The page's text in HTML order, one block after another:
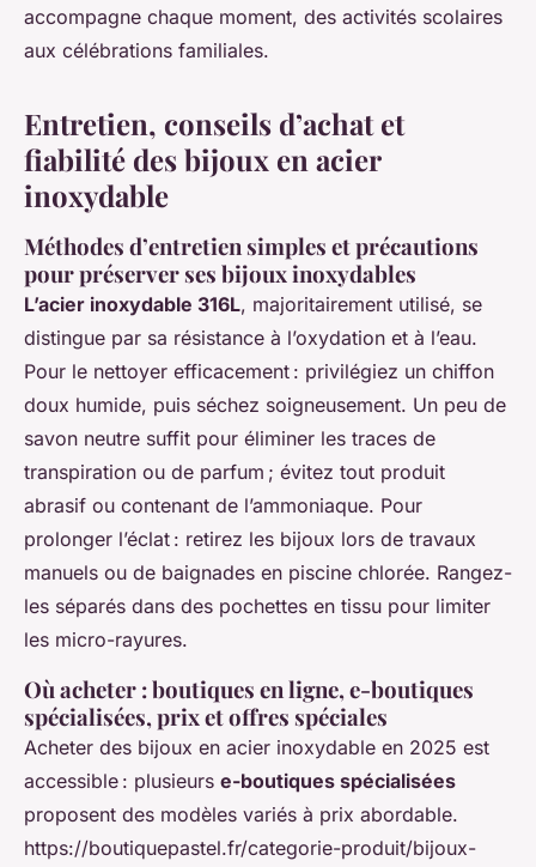
accompagne chaque moment, des activités scolaires
aux célébrations familiales.
Entretien, conseils d’achat et
fiabilité des bijoux en acier
inoxydable
Méthodes d’entretien simples et précautions
pour préserver ses bijoux inoxydables
L’acier inoxydable 316L, majoritairement utilisé, se
distingue par sa résistance à l’oxydation et à l’eau.
Pour le nettoyer efficacement : privilégiez un chiffon
doux humide, puis séchez soigneusement. Un peu de
savon neutre suffit pour éliminer les traces de
transpiration ou de parfum ; évitez tout produit
abrasif ou contenant de l’ammoniaque. Pour
prolonger l’éclat : retirez les bijoux lors de travaux
manuels ou de baignades en piscine chlorée. Rangez-
les séparés dans des pochettes en tissu pour limiter
les micro-rayures.
Où acheter : boutiques en ligne, e-boutiques
spécialisées, prix et offres spéciales
Acheter des bijoux en acier inoxydable en 2025 est
accessible : plusieurs e-boutiques spécialisées
proposent des modèles variés à prix abordable.
https://boutiquepastel.fr/categorie-produit/bijoux-